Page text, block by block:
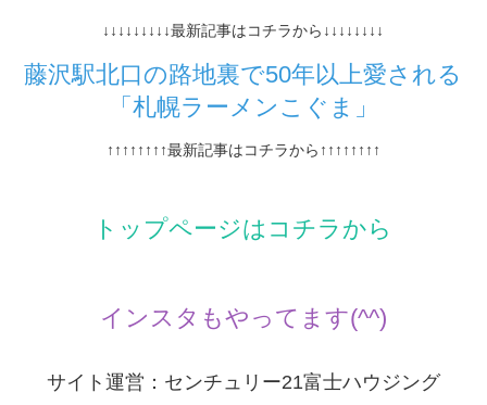
↓↓↓↓↓↓↓↓↓最新記事はコチラから↓↓↓↓↓↓↓↓
藤沢駅北口の路地裏で50年以上愛される
「札幌ラーメンこぐま」
↑↑↑↑↑↑↑↑最新記事はコチラから↑↑↑↑↑↑↑↑
トップページはコチラから
インスタもやってます(^^)
サイト運営：センチュリー21富士ハウジング